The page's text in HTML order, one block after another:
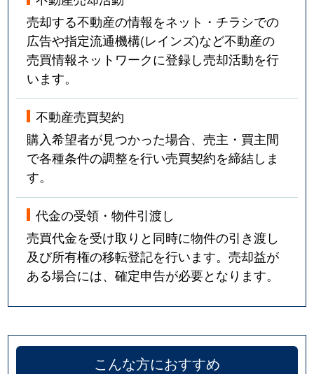
売却する不動産の情報をネット・チラシでの
広告や指定流通機構(レインズ)など不動産の
売買情報ネットワークに登録し売却活動を行
います。
不動産売買契約
購入希望者が見つかった場合、売主・買主間
で各種条件の調整を行い売買契約を締結しま
す。
代金の受領・物件引渡し
売買代金を受け取りと同時に物件の引き渡し
及び所有権の移転登記を行います。売却益が
ある場合には、確定申告が必要となります。
こんな方におすすめ